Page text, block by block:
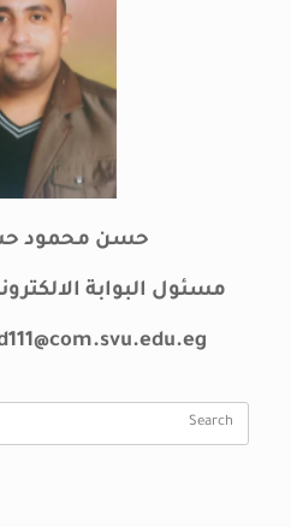
حسن محمود
مسئول البوابة
Search